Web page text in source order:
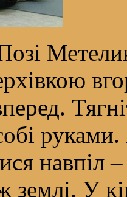
навпіл
землі. У